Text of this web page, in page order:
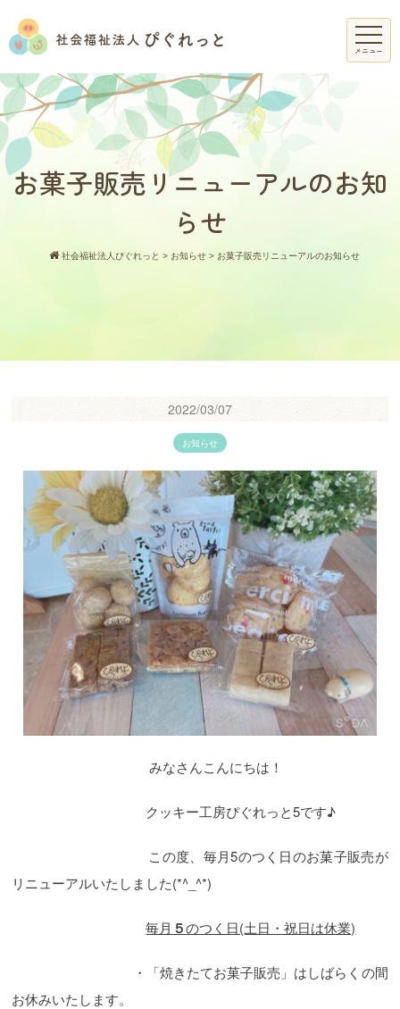
メニュー
お菓子販売リニューアルのお知
らせ
社会福祉法人ぴぐれっと > お知らせ > お菓子販売リニューアルのお知らせ
2022/03/07
お知らせ
みなさんこんにちは！
クッキー工房ぴぐれっと5です♪
この度、毎月5のつく日のお菓子販売が
リニューアルいたしました(*^_^*)
毎月 ５のつく日(土日・祝日は休業)
・「焼きたてお菓子販売」はしばらくの間
お休みいたします。